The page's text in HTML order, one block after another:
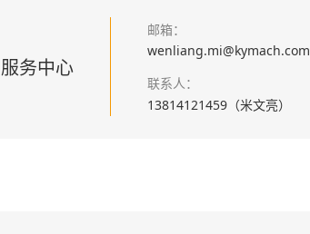
服务中心
邮箱：
wenliang.mi@kymach.com
联系人：
13814121459（米文亮）